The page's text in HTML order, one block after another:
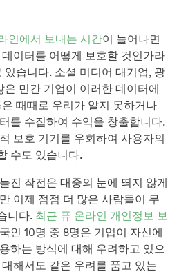
인에서 보내는 시간이 늘어나면
이터를 어떻게 보호할 것인가라
있습니다. 소셜 미디어 대기업, 광
민간 기업이 이러한 데이터에
때때로 우리가 알지 못하거나
를 수집하여 수익을 창출합니다.
보호 기기를 우회하여 사용자의
수도 있습니다.
진 작전은 대중의 눈에 띄지 않게
이제 점점 더 많은 사람들이 무
니다. 최근 퓨 온라인 개인정보 보
인 10명 중 8명은 기업이 자신에
하는 방식에 대해 우려하고 있으
해서도 같은 우려를 품고 있는